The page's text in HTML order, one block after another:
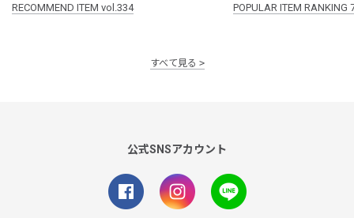
RECOMMEND ITEM vol.334
POPULAR ITEM
すべて見る
公式SNSアカウント